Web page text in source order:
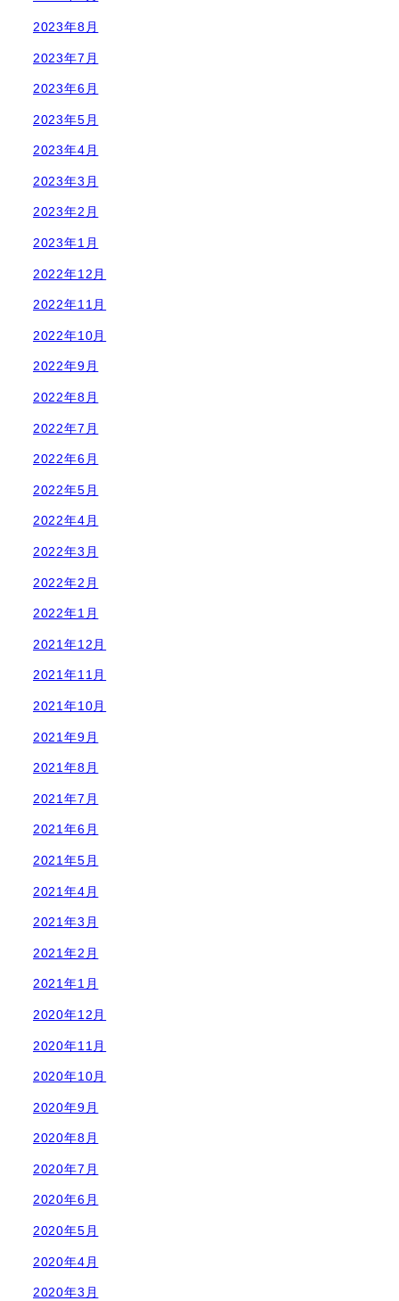
2023年8月
2023年7月
2023年6月
2023年5月
2023年4月
2023年3月
2023年2月
2023年1月
2022年12月
2022年11月
2022年10月
2022年9月
2022年8月
2022年7月
2022年6月
2022年5月
2022年4月
2022年3月
2022年2月
2022年1月
2021年12月
2021年11月
2021年10月
2021年9月
2021年8月
2021年7月
2021年6月
2021年5月
2021年4月
2021年3月
2021年2月
2021年1月
2020年12月
2020年11月
2020年10月
2020年9月
2020年8月
2020年7月
2020年6月
2020年5月
2020年4月
2020年3月